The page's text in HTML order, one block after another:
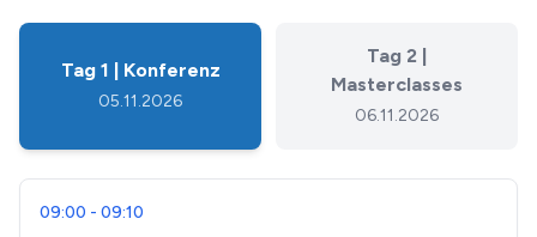
Tag 1 | Konferenz
05.11.2026
Tag 2 |
Masterclasses
06.11.2026
09:00 - 09:10